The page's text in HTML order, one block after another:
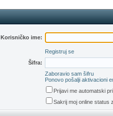
Korisničko ime:
Registruj se
Šifra:
Zaboravio sam šifru
Ponovo pošalji aktivacioni
Prijavi me automatski
Sakrij moj online status